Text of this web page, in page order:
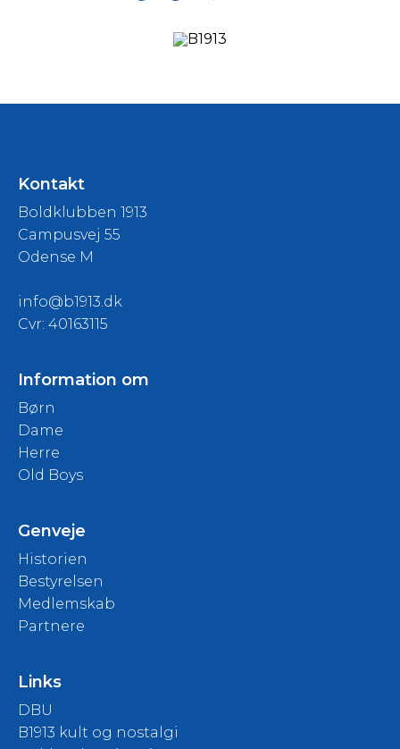
Kontakt
Boldklubben 1913
Campusvej 55
Odense M
info@b1913.dk
Cvr: 40163115
Information om
Børn
Dame
Herre
Old Boys
Genveje
Historien
Bestyrelsen
Medlemskab
Partnere
Links
DBU
B1913 kult og nostalgi